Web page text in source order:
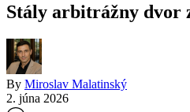
Stály arbitrážny dvor
By Miroslav Malatinský
2. júna 2026